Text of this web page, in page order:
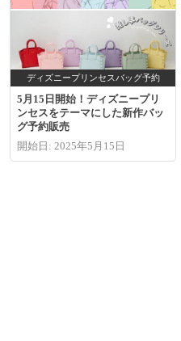
ディズニープリンセスバッグ予約
5月15日開始！ディズニープリ
ンセスをテーマにした新作バッ
グ予約販売
開始日: 2025年5月15日